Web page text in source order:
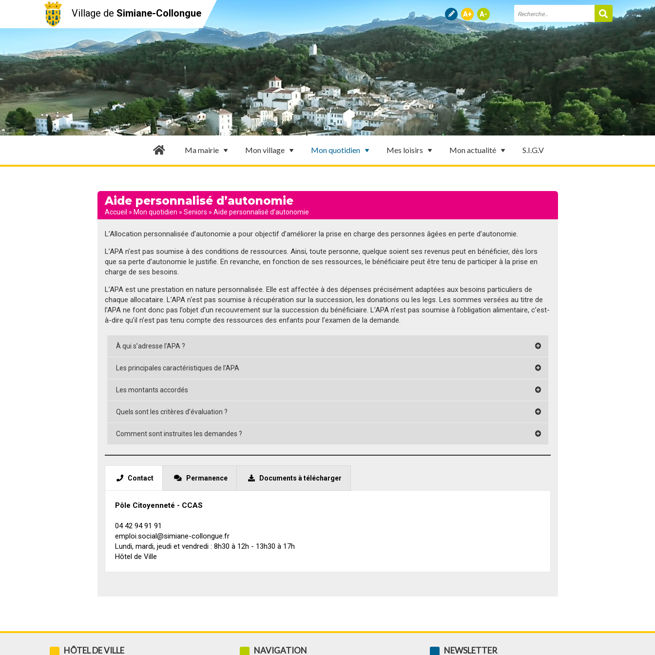
Village de Simiane-Collongue
Ma mairie Mon village Mon quotidien Mes loisirs Mon actualité S.I.G.V
Aide personnalisé d’autonomie
Accueil » Mon quotidien » Seniors » Aide personnalisé d’autonomie
L’Allocation personnalisée d’autonomie a pour objectif d’améliorer la prise en charge des personnes âgées en perte d’autonomie.
L’APA n’est pas soumise à des conditions de ressources. Ainsi, toute personne, quelque soient ses revenus peut en bénéficier, dès lors
que sa perte d’autonomie le justifie. En revanche, en fonction de ses ressources, le bénéficiaire peut être tenu de participer à la prise en
charge de ses besoins.
L’APA est une prestation en nature personnalisée. Elle est affectée à des dépenses précisément adaptées aux besoins particuliers de
chaque allocataire. L’APA n‘est pas soumise à récupération sur la succession, les donations ou les legs. Les sommes versées au titre de
l’APA ne font donc pas l’objet d’un recouvrement sur la succession du bénéficiaire. L’APA n’est pas soumise à l’obligation alimentaire, c’est-
à-dire qu’il n’est pas tenu compte des ressources des enfants pour l’examen de la demande.
À qui s’adresse l’APA ?
Les principales caractéristiques de l’APA
Les montants accordés
Quels sont les critères d’évaluation ?
Comment sont instruites les demandes ?
Contact Permanence Documents à télécharger
Pôle Citoyenneté - CCAS
04 42 94 91 91
emploi.social@simiane-collongue.fr
Lundi, mardi, jeudi et vendredi : 8h30 à 12h - 13h30 à 17h
Hôtel de Ville
HÔTEL DE VILLE NAVIGATION NEWSLETTER